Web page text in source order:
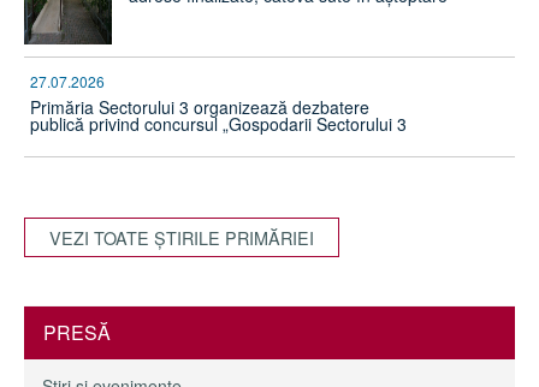
27.07.2026
Primăria Sectorului 3 organizează dezbatere
publică privind concursul „Gospodarii Sectorului 3
VEZI TOATE ŞTIRILE PRIMĂRIEI
PRESĂ